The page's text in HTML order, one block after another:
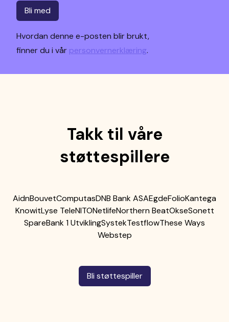
Bli med
Hvordan denne e-posten blir brukt,
finner du i vår personvernerklæring.
Takk til våre
støttespillere
AidnBouvetComputasDNB Bank ASAEgdeFolioKantega
KnowitLyse TeleNITONetlifeNorthern BeatOkseSonett
SpareBank 1 UtviklingSystekTestflowThese Ways
Webstep
Bli støttespiller